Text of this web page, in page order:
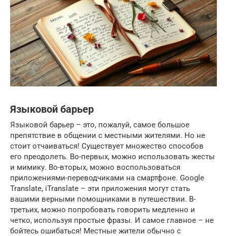
Языковой барьер
Языковой барьер – это, пожалуй, самое большое
препятствие в общении с местными жителями. Но не
стоит отчаиваться! Существует множество способов
его преодолеть. Во-первых, можно использовать жесты
и мимику. Во-вторых, можно воспользоваться
приложениями-переводчиками на смартфоне. Google
Translate, iTranslate – эти приложения могут стать
вашими верными помощниками в путешествии. В-
третьих, можно попробовать говорить медленно и
четко, используя простые фразы. И самое главное – не
бойтесь ошибаться! Местные жители обычно с